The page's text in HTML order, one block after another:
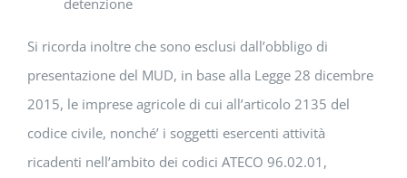
Si ricorda inoltre che sono esclusi dall’obbligo di
presentazione del MUD, in base alla Legge 28 dicembre
2015, le imprese agricole di cui all’articolo 2135 del
codice civile, nonché’ i soggetti esercenti attività
ricadenti nell’ambito dei codici ATECO 96.02.01,